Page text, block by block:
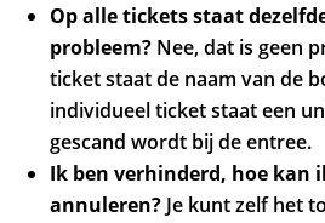
Op alle tickets staat
probleem? Nee, dat is geen
ticket staat de naam van de
individueel ticket staat een
gescand wordt bij de entree.
Ik ben verhinderd, hoe kan
annuleren? Je kunt zelf het